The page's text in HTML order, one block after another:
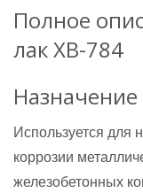
Полное
лак ХВ-784
Назначение
Используется для
коррозии
железобетонных